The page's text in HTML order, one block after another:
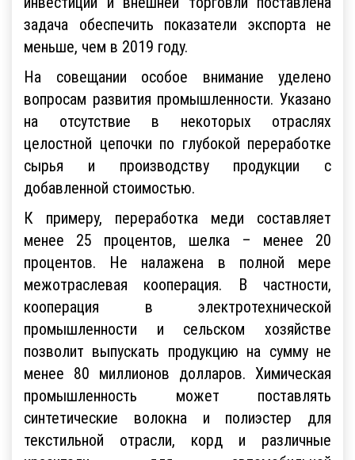
инвестиций и внешней торговли поставлена
задача обеспечить показатели экспорта не
меньше, чем в 2019 году.
На совещании особое внимание уделено
вопросам развития промышленности. Указано
на отсутствие в некоторых отраслях
целостной цепочки по глубокой переработке
сырья и производству продукции с
добавленной стоимостью.
К примеру, переработка меди составляет
менее 25 процентов, шелка – менее 20
процентов. Не налажена в полной мере
межотраслевая кооперация. В частности,
кооперация в электротехнической
промышленности и сельском хозяйстве
позволит выпускать продукцию на сумму не
менее 80 миллионов долларов. Химическая
промышленность может поставлять
синтетические волокна и полиэстер для
текстильной отрасли, корд и различные